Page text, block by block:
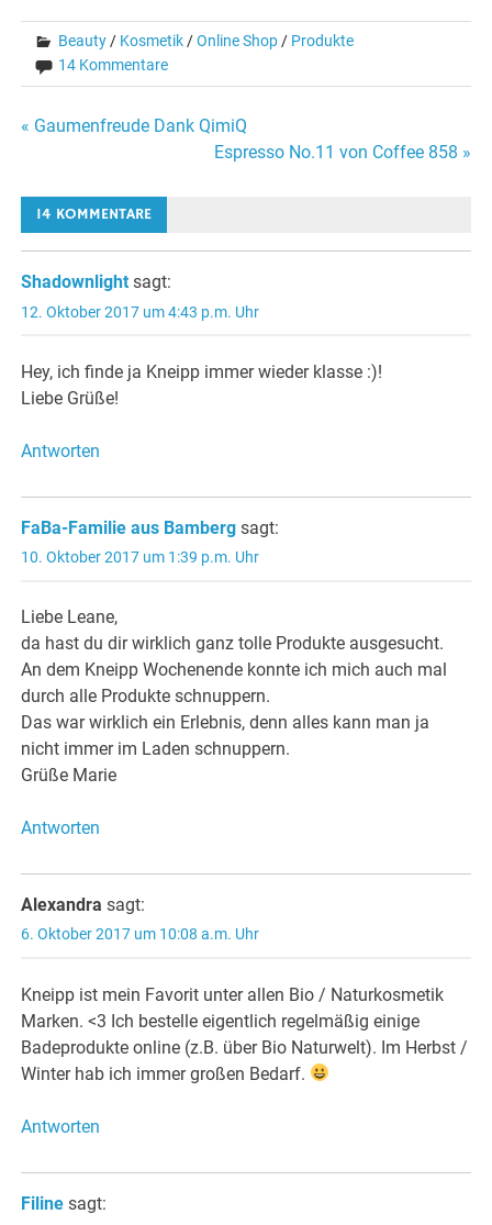
Beauty / Kosmetik /Online Shop / Produkte
14 Kommentare
Beitragsnavigation
« Gaumenfreude Dank QimiQ
Espresso No.11 von Coffee 858 »
14 KOMMENTARE
Shadownlight sagt:
12. Oktober 2017 um 4:43 p.m. Uhr
Hey, ich finde ja Kneipp immer wieder klasse :)!
Liebe Grüße!
Antworten
FaBa-Familie aus Bamberg sagt:
10. Oktober 2017 um 1:39 p.m. Uhr
Liebe Leane,
da hast du dir wirklich ganz tolle Produkte ausgesucht.
An dem Kneipp Wochenende konnte ich mich auch mal
durch alle Produkte schnuppern.
Das war wirklich ein Erlebnis, denn alles kann man ja
nicht immer im Laden schnuppern.
Grüße Marie
Antworten
Alexandra sagt:
6. Oktober 2017 um 10:08 a.m. Uhr
Kneipp ist mein Favorit unter allen Bio / Naturkosmetik
Marken. <3 Ich bestelle eigentlich regelmäßig einige
Badeprodukte online (z.B. über Bio Naturwelt). Im Herbst /
Winter hab ich immer großen Bedarf.
Antworten
Filine sagt: